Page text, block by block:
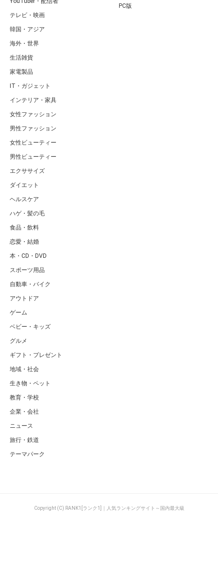
テレビ・映画
韓国・アジア
海外・世界
生活雑貨
家電製品
IT・ガジェット
インテリア・家具
女性ファッション
男性ファッション
女性ビューティー
男性ビューティー
エクササイズ
ダイエット
ヘルスケア
ハゲ・髪の毛
食品・飲料
恋愛・結婚
本・CD・DVD
スポーツ用品
自動車・バイク
アウトドア
ゲーム
ベビー・キッズ
グルメ
ギフト・プレゼント
地域・社会
生き物・ペット
教育・学校
企業・会社
ニュース
旅行・鉄道
テーマパーク
PC版
Copyright (C) RANK1[ランク1]｜人気ランキングサイト～国内最大級